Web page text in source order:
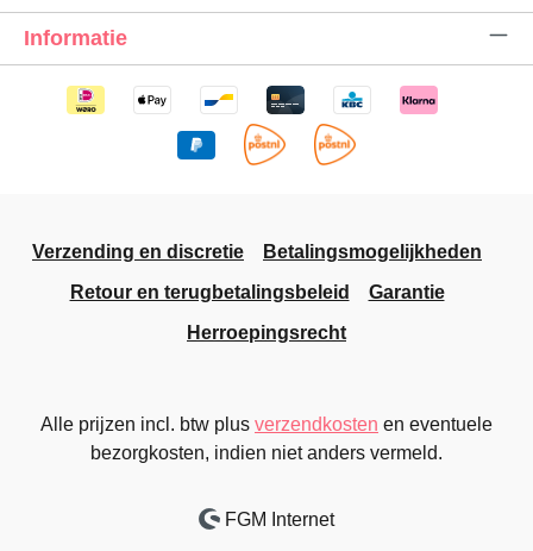
Informatie
Verzending en discretie
Betalingsmogelijkheden
Retour en terugbetalingsbeleid
Garantie
Herroepingsrecht
Alle prijzen incl. btw plus verzendkosten en eventuele
bezorgkosten, indien niet anders vermeld.
FGM Internet